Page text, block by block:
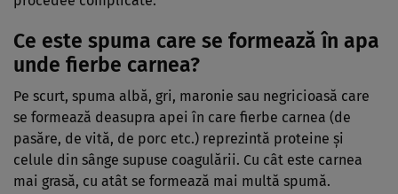
Ce este spuma care se formează în apa
unde fierbe carnea?
Pe scurt, spuma albă, gri, maronie sau negricioasă care
se formează deasupra apei în care fierbe carnea (de
pasăre, de vită, de porc etc.) reprezintă proteine și
celule din sânge supuse coagulării. Cu cât este carnea
mai grasă, cu atât se formează mai multă spumă.